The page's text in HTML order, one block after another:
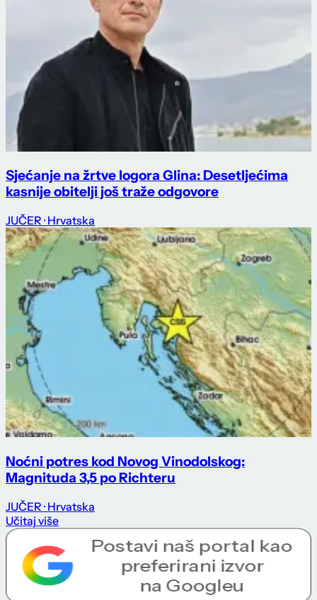
Sjećanje na žrtve logora Glina: Desetljećima
kasnije obitelji još traže odgovore
JUČER · Hrvatska
Noćni potres kod Novog Vinodolskog:
Magnituda 3,5 po Richteru
JUČER · Hrvatska
Učitaj više